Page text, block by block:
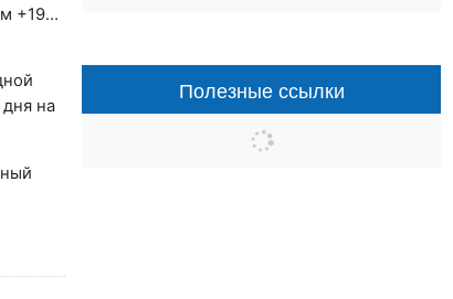
+19…
на
Полезные ссылки